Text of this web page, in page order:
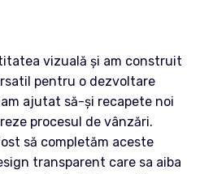
vizuală și am construit
pentru o dezvoltare
ajutat să-și recapete noi
procesul de vânzări.
să completăm aceste
transparent care sa aiba